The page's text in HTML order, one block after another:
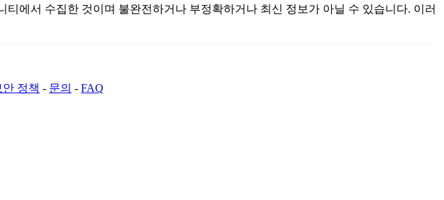
에서 수집한 것이며 불완전하거나 부정확하거나 최신 정보가 아닐 수 있습니다. 이러
안 정책 - 문의 - FAQ